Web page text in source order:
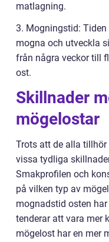
matlagning.
3. Mogningstid:
mogna och utveckla
från några veckor till
ost.
Skillnader
mögelostar
Trots att de alla
vissa tydliga
Smakprofilen och
på vilken typ av
mognadstid osten
tenderar att vara mer
mögelost har en mer